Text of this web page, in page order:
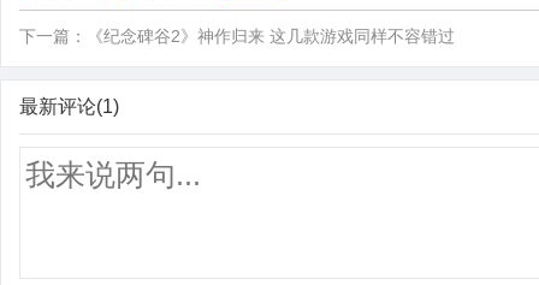
下一篇： 《纪念碑谷2》神作归来 这几款游戏同样不容错过
最新评论(1)